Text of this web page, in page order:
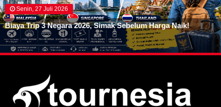
Senin, 27 Juli 2026
Biaya Trip 3 Negara 2026, Simak Sebelum Harga Naik!